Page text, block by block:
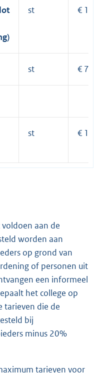
st €
st €
st €
aan de
worden aan
op grond van
of personen uit
een informeel
het college op
tarieven die de
bij
minus 20%
tarieven voor